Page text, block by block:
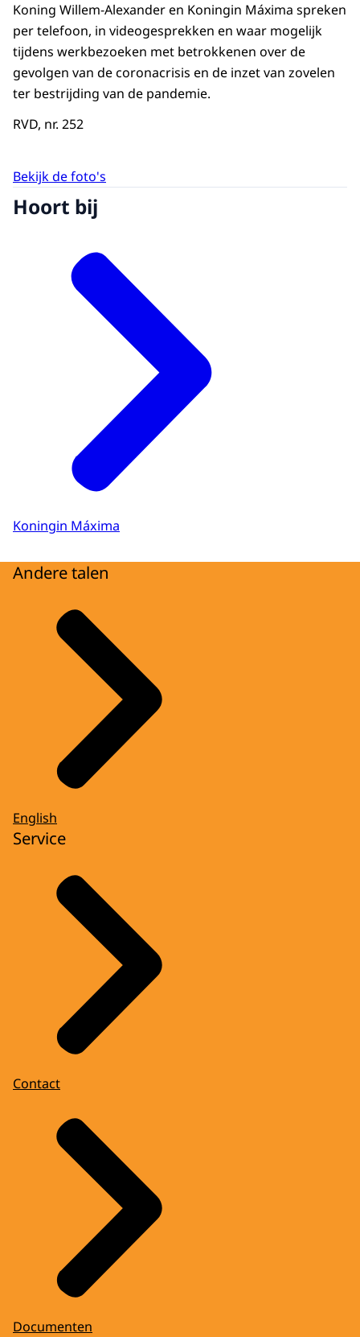
Koning Willem-Alexander en Koningin Máxima spreken
per telefoon, in videogesprekken en waar mogelijk
tijdens werkbezoeken met betrokkenen over de
gevolgen van de coronacrisis en de inzet van zovelen
ter bestrijding van de pandemie.
RVD, nr. 252
Bekijk de foto's
Hoort bij
Koningin Máxima
Andere talen
English
Service
Contact
Documenten